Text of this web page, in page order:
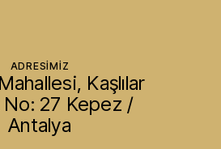
ADRESİMİZ
Kaşlılar
No: 27 Kepez /
Antalya